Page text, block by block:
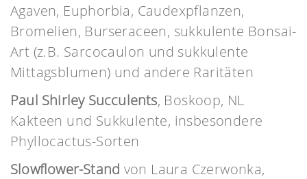
Agaven, Euphorbia, Caudexpflanzen,
Bromelien, Burseraceen, sukkulente Bonsai-
Art (z.B. Sarcocaulon und sukkulente
Mittagsblumen) und andere Raritäten
Paul Shirley Succulents, Boskoop, NL
Kakteen und Sukkulente, insbesondere
Phyllocactus-Sorten
Slowflower-Stand von Laura Czerwonka,